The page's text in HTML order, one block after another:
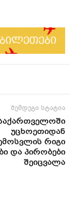
შემდეგი სტატია
უცხოეთიდან
რიგი
და პირობები
შეიცვალა